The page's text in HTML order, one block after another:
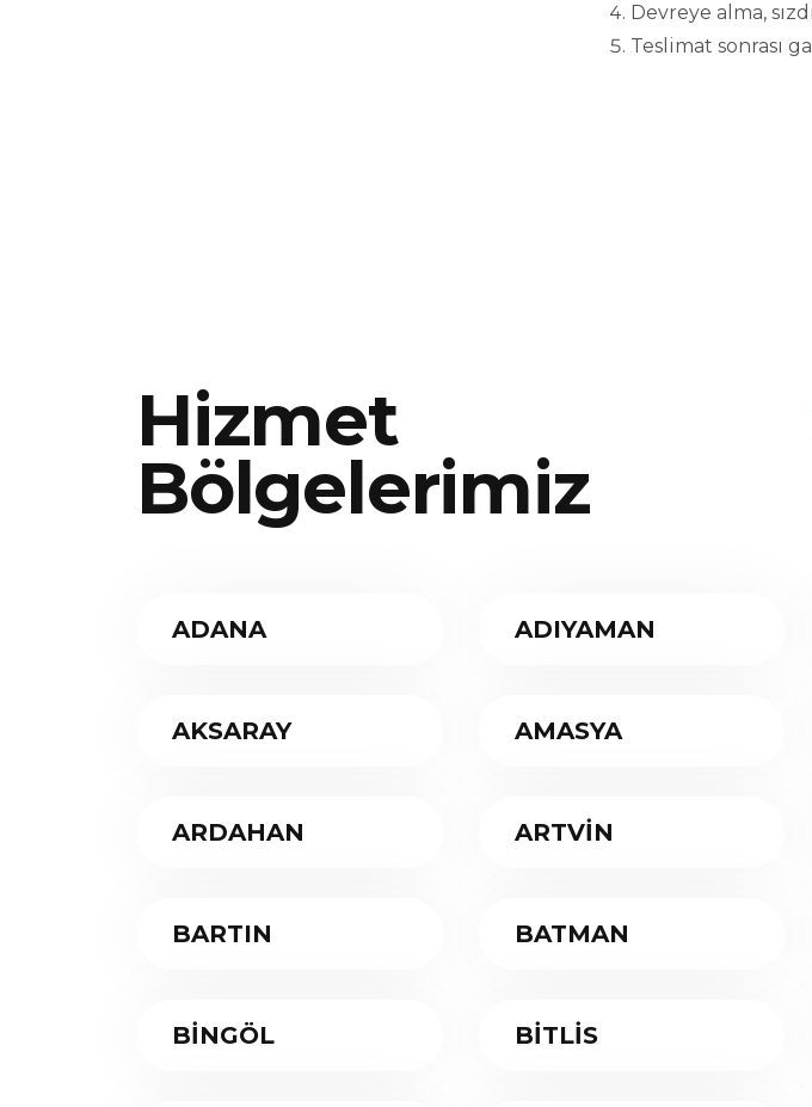
Devreye alma,
Teslimat sonrası
Hizmet
Bölgelerimiz
ADANA ADIYAMAN
AKSARAY AMASYA
ARDAHAN ARTVİN
BARTIN BATMAN
BİNGÖL BİTLİS